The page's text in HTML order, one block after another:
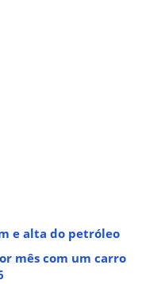
e alta do petróleo
mês com um carro